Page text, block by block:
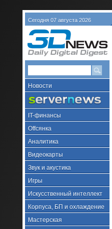
Сегодня 07 августа 2026
Новости
IT-финансы
Offсянка
Аналитика
Видеокарты
Звук и акустика
Игры
Искусственный интеллект
Корпуса, БП и охлаждение
Мастерская